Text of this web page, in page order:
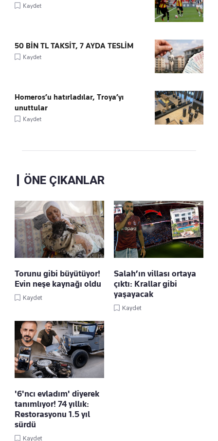
Kaydet
50 BİN TL TAKSİT, 7 AYDA TESLİM
Kaydet
Homeros’u hatırladılar, Troya’yı
unuttular
Kaydet
ÖNE ÇIKANLAR
Torunu gibi büyütüyor!
Evin neşe kaynağı oldu
Kaydet
Salah’ın villası ortaya
çıktı: Krallar gibi
yaşayacak
Kaydet
'6'ncı evladım' diyerek
tanımlıyor! 74 yıllık:
Restorasyonu 1.5 yıl
sürdü
Kaydet